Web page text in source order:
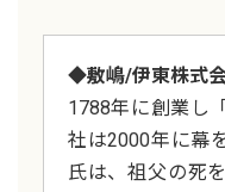
◆敷嶋/伊東株式
1788年に創業し
社は2000年に幕
氏は、祖父の死